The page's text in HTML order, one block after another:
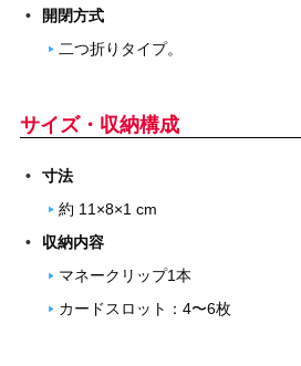
開閉方式
二つ折りタイプ。
サイズ・収納構成
寸法
約 11×8×1 cm
収納内容
マネークリップ1本
カードスロット：4〜6枚